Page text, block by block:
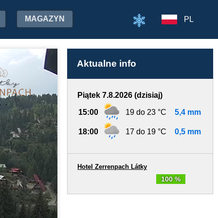
MAGAZYN PL
Aktualne info
Piątek 7.8.2026 (dzisiaj)
15:00 19 do 23 °C 5,4 mm
18:00 17 do 19 °C 0,5 mm
100 %
Hotel Zerrenpach Látky